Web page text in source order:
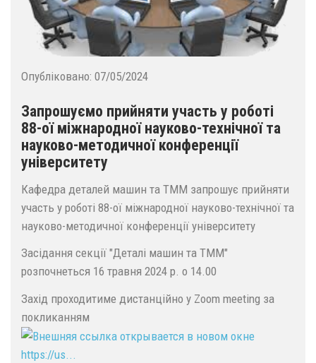
Опубліковано: 07/05/2024
Запрошуємо прийняти участь у роботі
88-ої міжнародної науково-технічної та
науково-методичної конференції
університету
Кафедра деталей машин та ТММ запрошує прийняти
участь у роботі 88-ої міжнародної науково-технічної та
науково-методичної конференції університету
Засідання секції "Деталі машин та ТММ"
розпочнеться 16 травня 2024 р. о 14.00
Захід проходитиме дистанційно у Zoom meeting за
покликанням
https://us...